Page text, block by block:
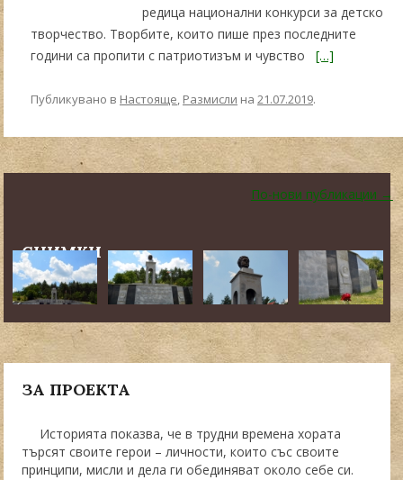
редица национални конкурси за детско
творчество. Творбите, които пише през последните
години са пропити с патриотизъм и чувство […]
Публикувано в Настояще, Размисли на 21.07.2019.
←По-стари публикации
По-нови публикации →
СНИМКИ
ЗА ПРОЕКТА
Историята показва, че в трудни времена хората
търсят своите герои – личности, които със своите
принципи, мисли и дела ги обединяват около себе си.